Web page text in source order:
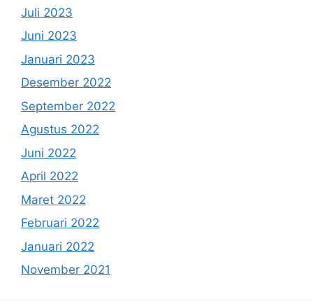
Juli 2023
Juni 2023
Januari 2023
Desember 2022
September 2022
Agustus 2022
Juni 2022
April 2022
Maret 2022
Februari 2022
Januari 2022
November 2021